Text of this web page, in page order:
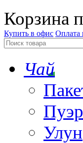
Корзина
Купить в офис Оплата
Чай
Пуэр
Улун